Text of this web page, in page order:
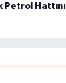
Petrol Hattını